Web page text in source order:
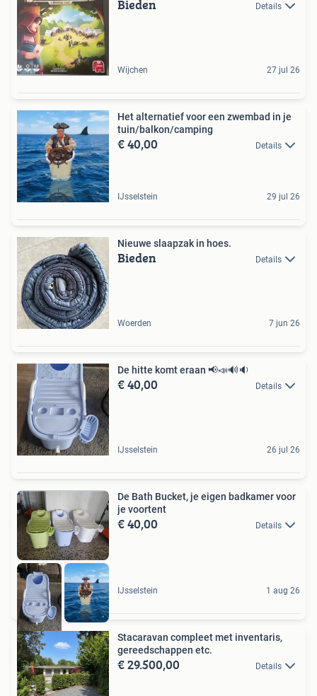
Bieden Details
Wijchen 27 jul 26
Het alternatief voor een zwembad in je
tuin/balkon/camping
€ 40,00 Details
IJsselstein 29 jul 26
Nieuwe slaapzak in hoes.
Bieden Details
Woerden 7 jun 26
De hitte komt eraan 📢📣🔊🔉
€ 40,00 Details
IJsselstein 26 jul 26
De Bath Bucket, je eigen badkamer voor
je voortent
€ 40,00 Details
IJsselstein 1 aug 26
Stacaravan compleet met inventaris,
gereedschappen etc.
€ 29.500,00 Details